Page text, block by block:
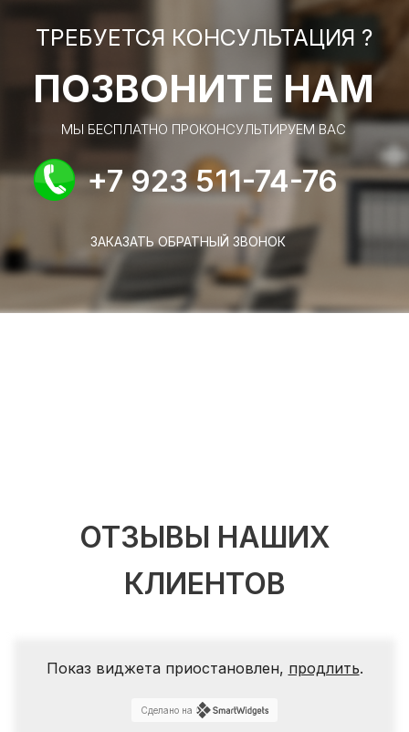
ТРЕБУЕТСЯ КОНСУЛЬТАЦИЯ ?
ПОЗВОНИТЕ НАМ
МЫ БЕСПЛАТНО ПРОКОНСУЛЬТИРУЕМ ВАС
+7 923 511-74-76
ЗАКАЗАТЬ ОБРАТНЫЙ ЗВОНОК
ОТЗЫВЫ НАШИХ
КЛИЕНТОВ
Показ виджета приостановлен, продлить.
Сделано на